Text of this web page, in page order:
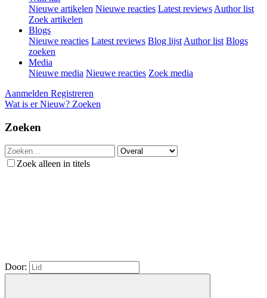
Nieuwe artikelen Nieuwe reacties Latest reviews Author list
Zoek artikelen
Blogs
Nieuwe reacties Latest reviews Blog lijst Author list Blogs
zoeken
Media
Nieuwe media Nieuwe reacties Zoek media
Aanmelden Registreren
Wat is er Nieuw? Zoeken
Zoeken
Zoek alleen in titels
Door: